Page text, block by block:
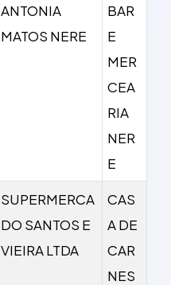
ANTONIA
MATOS NERE
BAR
E
MER
CEA
RIA
NER
E
SUPERMERCA
DO SANTOS E
VIEIRA LTDA
CAS
A DE
CAR
NES